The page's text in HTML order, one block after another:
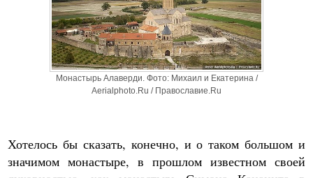
Монастырь Алаверди. Фото: Михаил и Екатерина /
Aerialphoto.Ru / Православие.Ru
Хотелось бы сказать, конечно, и о таком большом и
значимом монастыре, в прошлом известном своей